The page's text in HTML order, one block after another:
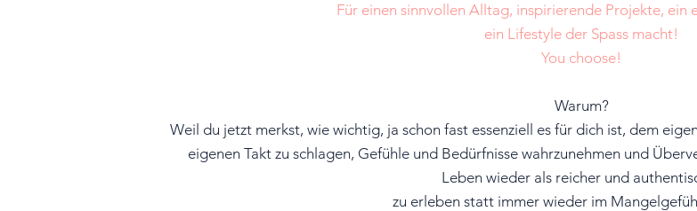
Für einen sinnvollen Alltag, inspirierende Projekte, ein
ein Lifestyle der Spass macht!
You choose!
Warum?
Weil du jetzt merkst, wie wichtig, ja schon fast essenziell
es für dich ist, dem
eigenen Takt zu schlagen, Gefühle und Bedürfnisse wahrzunehmen und
Leben wiederals reicher und
zu erleben statt immer wieder im